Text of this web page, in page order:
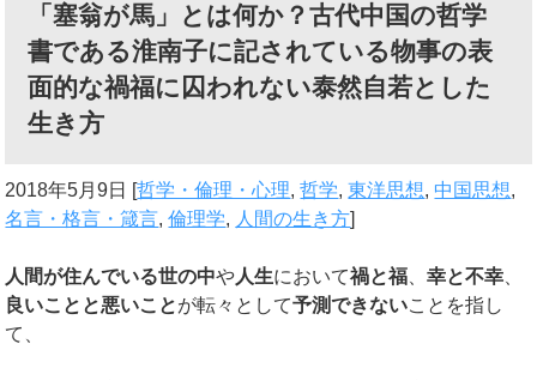
「塞翁が馬」とは何か？古代中国の哲学
書である淮南子に記されている物事の表
面的な禍福に囚われない泰然自若とした
生き方
2018年5月9日 [哲学・倫理・心理,哲学,東洋思想, 中国思想,
名言・格言・箴言,倫理学, 人間の生き方]
人間が住んでいる世の中や人生において禍と福 、幸と不幸
良いことと悪いことが転々として予測できないことを指し
て、